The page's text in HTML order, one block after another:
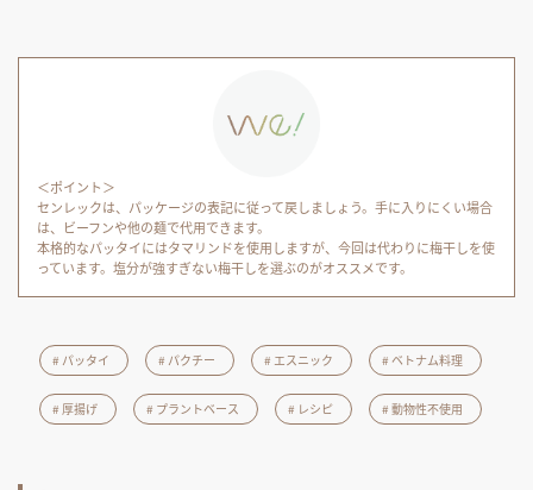
＜ポイント＞
センレックは、パッケージの表記に従って戻しましょう。手に入りにくい場合
は、ビーフンや他の麺で代用できます。
本格的なパッタイにはタマリンドを使用しますが、今回は代わりに梅干しを使
っています。塩分が強すぎない梅干しを選ぶのがオススメです。
パッタイ パクチー エスニック ベトナム料理
厚揚げ プラントベース レシピ 動物性不使用